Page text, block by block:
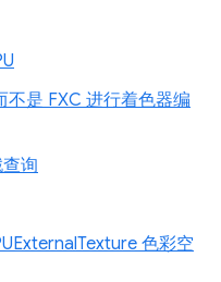
是 FXC 进行着色器编
询
色彩空